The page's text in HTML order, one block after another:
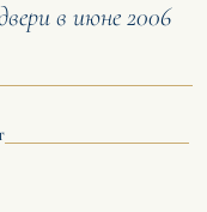
в июне 2006